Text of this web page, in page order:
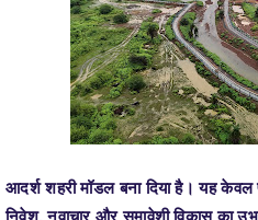
आदर्श शहरी मॉडल बना दिया है। यह केवल
*स्मार्ट अधोसंरचना और शहरी सेवाओं में